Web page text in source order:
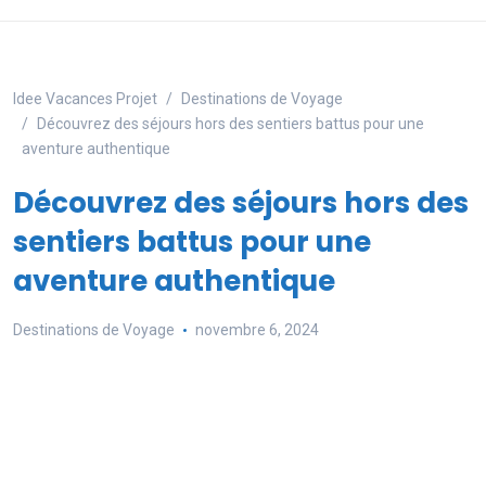
Idee Vacances Projet
Destinations de Voyage
Découvrez des séjours hors des sentiers battus pour une
aventure authentique
Découvrez des séjours hors des
sentiers battus pour une
aventure authentique
Destinations de Voyage novembre 6, 2024